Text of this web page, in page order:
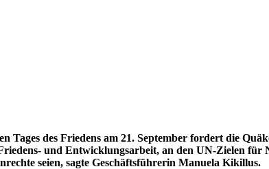
Tages des Friedens am 21. September fordert die
und Entwicklungsarbeit, an den UN-Zielen
seien, sagte Geschäftsführerin Manuela Kikillus.